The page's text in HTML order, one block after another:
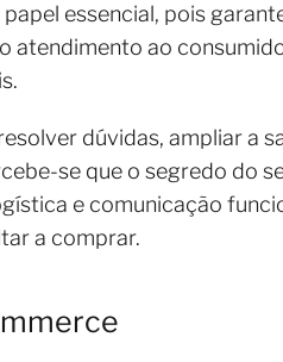
essencial, pois
atendimento ao
dúvidas, ampliar a
se que o segredo do
e comunicação
a comprar.